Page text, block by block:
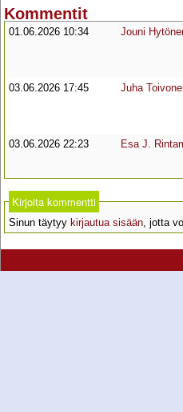
Kommentit
01.06.2026 10:34 Jouni
03.06.2026 17:45
Juha
03.06.2026 22:23
Esa J.
Kirjoita kommentti
Sinun täytyy kirjautua sisään , jotta